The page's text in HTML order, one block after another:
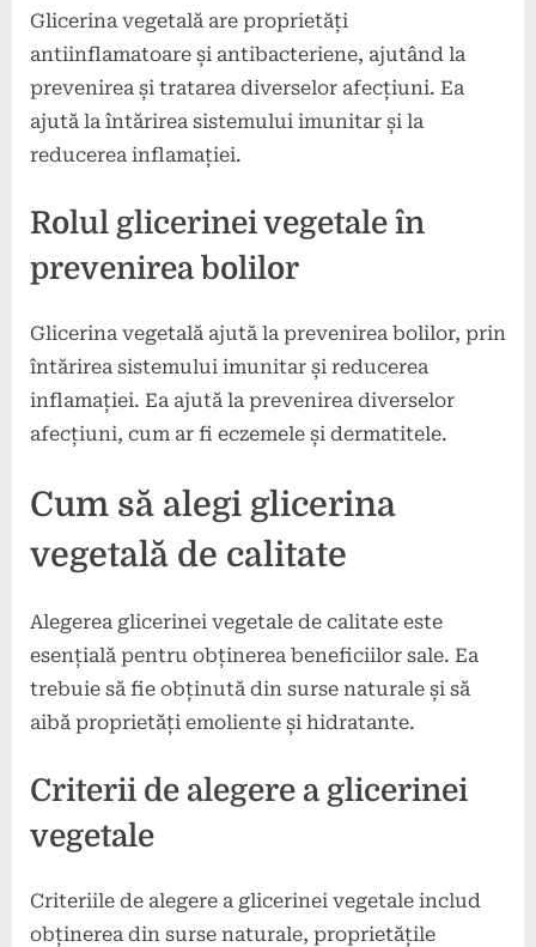
Glicerina vegetală are proprietăți
antiinflamatoare și antibacteriene, ajutând la
prevenirea și tratarea diverselor afecțiuni. Ea
ajută la întărirea sistemului imunitar și la
reducerea inflamației.
Rolul glicerinei vegetale în
prevenirea bolilor
Glicerina vegetală ajută la prevenirea bolilor, prin
întărirea sistemului imunitar și reducerea
inflamației. Ea ajută la prevenirea diverselor
afecțiuni, cum ar fi eczemele și dermatitele.
Cum să alegi glicerina
vegetală de calitate
Alegerea glicerinei vegetale de calitate este
esențială pentru obținerea beneficiilor sale. Ea
trebuie să fie obținută din surse naturale și să
aibă proprietăți emoliente și hidratante.
Criterii de alegere a glicerinei
vegetale
Criteriile de alegere a glicerinei vegetale includ
obținerea din surse naturale, proprietățile